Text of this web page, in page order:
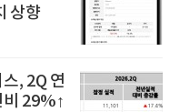
상향
, 2Q 연
29%↑